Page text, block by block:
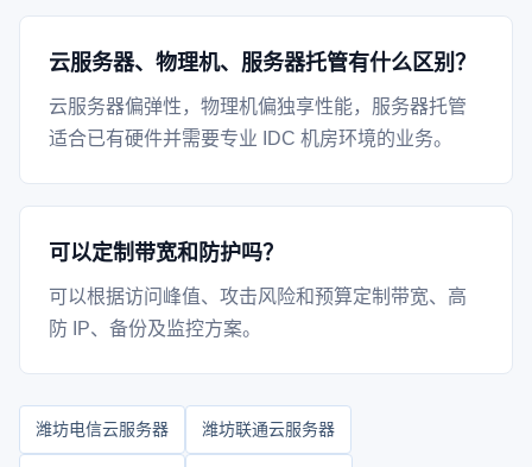
云服务器、物理机、服务器托管有什么区别？
云服务器偏弹性，物理机偏独享性能，服务器托管
适合已有硬件并需要专业 IDC 机房环境的业务。
可以定制带宽和防护吗？
可以根据访问峰值、攻击风险和预算定制带宽、高
防 IP、备份及监控方案。
潍坊电信云服务器 潍坊联通云服务器